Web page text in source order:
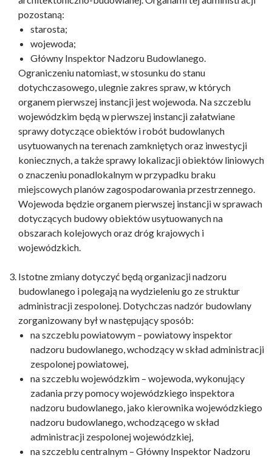
pozostaną:
starosta;
wojewoda;
Główny Inspektor Nadzoru Budowlanego.
Ograniczeniu natomiast, w stosunku do stanu
dotychczasowego, ulegnie zakres spraw, w których
organem pierwszej instancji jest wojewoda. Na szczeblu
wojewódzkim będą w pierwszej instancji załatwiane
sprawy dotyczące obiektów i robót budowlanych
usytuowanych na terenach zamkniętych oraz inwestycji
koniecznych, a także sprawy lokalizacji obiektów liniowych
o znaczeniu ponadlokalnym w przypadku braku
miejscowych planów zagospodarowania przestrzennego.
Wojewoda będzie organem pierwszej instancji w sprawach
dotyczących budowy obiektów usytuowanych na
obszarach kolejowych oraz dróg krajowych i
wojewódzkich.
Istotne zmiany dotyczyć będą organizacji nadzoru
budowlanego i polegają na wydzieleniu go ze struktur
administracji zespolonej. Dotychczas nadzór budowlany
zorganizowany był w następujący sposób:
na szczeblu powiatowym – powiatowy inspektor
nadzoru budowlanego, wchodzący w skład administracji
zespolonej powiatowej,
na szczeblu wojewódzkim – wojewoda, wykonujący
zadania przy pomocy wojewódzkiego inspektora
nadzoru budowlanego, jako kierownika wojewódzkiego
nadzoru budowlanego, wchodzącego w skład
administracji zespolonej wojewódzkiej,
na szczeblu centralnym – Główny Inspektor Nadzoru